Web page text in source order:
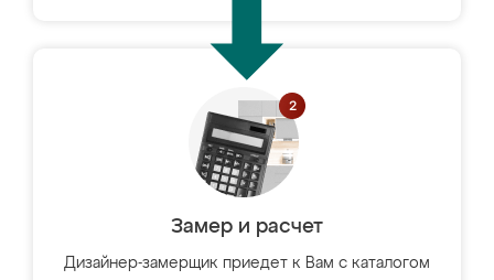
Замер и расчет
Дизайнер-замерщик приедет к Вам с каталогом